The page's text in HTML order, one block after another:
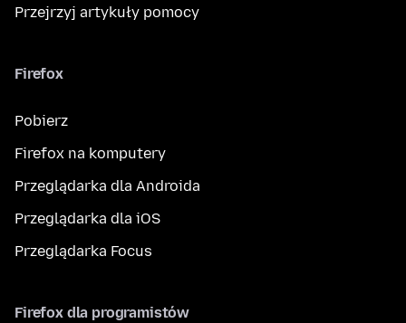
Przejrzyj artykuły pomocy
Firefox
Pobierz
Firefox na komputery
Przeglądarka dla Androida
Przeglądarka dla iOS
Przeglądarka Focus
Firefox dla programistów